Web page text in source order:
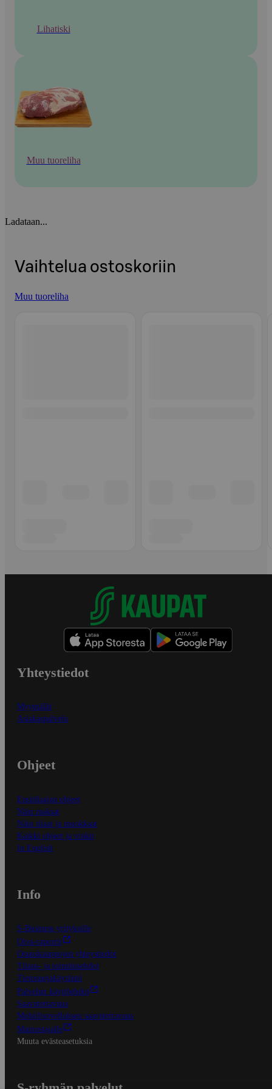
Lihatiski
Muu tuoreliha
Ladataan...
Vaihtelua ostoskoriin
Muu tuoreliha
Yhteystiedot
Myymälät
Asiakaspalvelu
Ohjeet
Ensitilaajan ohjeet
Näin maksat
Näin tilaat ja muokkaat
Kaikki ohjeet ja vinkit
In English
Info
S-Business yrityksille
Oiva-raportit
Osuuskauppojen yhteystiedot
Tilaus- ja toimitusehdot
Tietosuojakäytäntö
Palvelun käyttöehdot
Saavutettavuus
Mobiilisovelluksen saavutettavuus
Mainostajalle
Muuta evästeasetuksia